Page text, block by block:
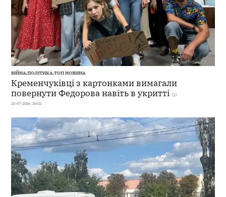
ВІЙНА,ПОЛІТИКА,ТОП НОВИНА
Кременчуківці з картонками вимагали
повернути Федорова навіть в укритті (1)
25-07-2026, 20:02